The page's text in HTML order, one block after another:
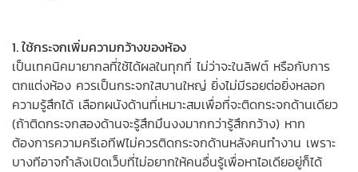
1. ใช้กระจกเพิ่มความกว้างของห้อง
เป็นเทคนิคมายากลที่ใช้ได้ผลในทุกที่ ไม่ว่าจะในลิฟต์ หรือกับการ
ตกแต่งห้อง ควรเป็นกระจกใสบานใหญ่ ยิ่งไม่มีรอยต่อยิ่งหลอก
ความรู้สึกได้ เลือกผนังด้านที่เหมาะสมเพื่อที่จะติดกระจกด้านเดียว
(ถ้าติดกระจกสองด้านจะรู้สึกมึนงงมากกว่ารู้สึกกว้าง) หาก
ต้องการความครีเอทีฟไม่ควรติดกระจกด้านหลังคนทำงาน เพราะ
บางทีอาจกำลังเปิดเว็บที่ไม่อยากให้คนอื่นรู้เพื่อหาไอเดียอยู่ก็ได้